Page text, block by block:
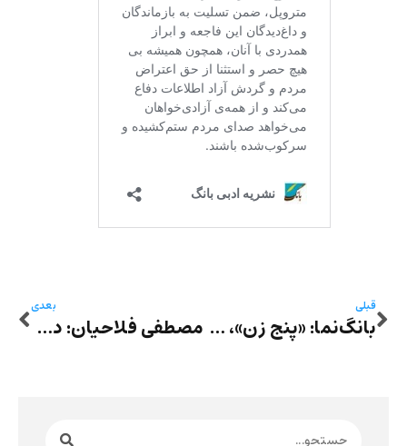
قبلی
بانگ‌نما: «پنج زن»، محمد عبدی
بعدی
مصطفی فلاحیان: دریا پلاژ